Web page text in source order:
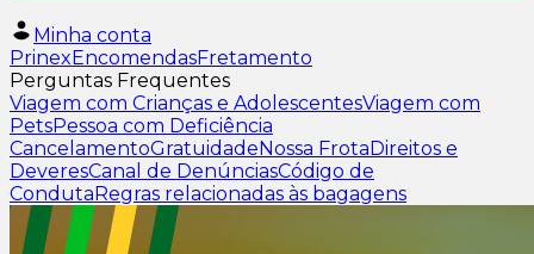
Minha conta
PrinexEncomendasFretamento
Perguntas Frequentes
Viagem com Crianças e AdolescentesViagem com
PetsPessoa com Deficiência
CancelamentoGratuidadeNossa FrotaDireitos e
DeveresCanal de DenúnciasCódigo de
CondutaRegras relacionadas às bagagens